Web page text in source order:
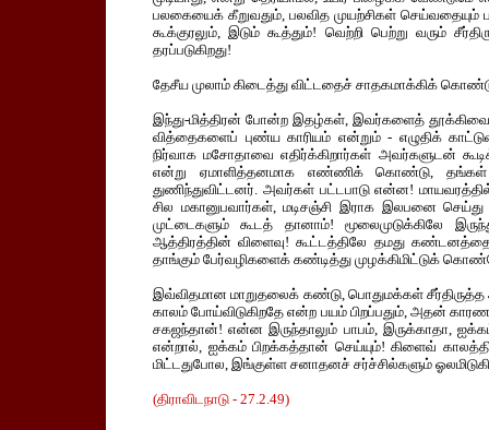
பலகையைக் கீறுவதும், பலவித முயற்சிகள் செய்வதையும்
கூக்குரலும், இடும் கூத்தும்! வெற்றி பெற்று வரும்
தரப்படுகிறது!
தேசீய முலாம் கிடைத்து விட்டதைச் சாதகமாக்கிக்
இந்து-மித்திரன் போன்ற இதழ்கள், இவர்களைத்
வித்தைகளைப் புண்ய காரியம் என்றும் - எழுதிக்
நிர்வாக மசோதாவை எதிர்க்கிறார்கள் அவர்களுடன்
என்று ஏமாளித்தனமாக எண்ணிக் கொண்டு,
துணிந்துவிட்டனர். அவர்கள் பட்டபாடு என்ன!
சில மகானுபவார்கள், மடிசஞ்சி இராக இலபனை
முட்டைகளும் கூடத் தானாம்! மூலைமுடுக்கிலே
ஆத்திரத்தின் விளைவு! கூட்டத்திலே தமது
தாங்கும் பேர்வழிகளைக் கண்டித்து முழக்கிமிட்டுக்
இவ்விதமான மாறுதலைக் கண்டு, பொதுமக்கள்
காலம் போய்விடுகிறதே என்ற பயம் பிறப்பதும், அதன்
சகஜந்தான்! என்ன இருந்தாலும் பாபம், இருக்காதா,
என்றால், ஐக்கம் பிறக்கத்தான் செய்யும்! கிளைவ்
மிட்டதுபோல, இங்குள்ள சனாதனச் சர்ச்சில்களும்
(திராவிடநாடு - 27.2.49)